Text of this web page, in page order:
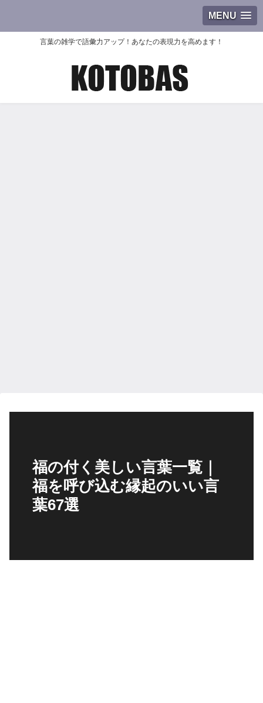
MENU
言葉の雑学で語彙力アップ！あなたの表現力を高めます！
福の付く美しい言葉一覧｜
福を呼び込む縁起のいい言
葉67選